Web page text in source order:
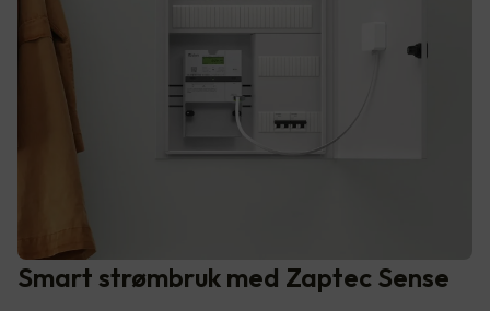
Smart strømbruk med Zaptec Sense